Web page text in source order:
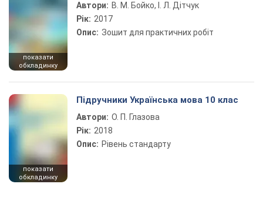
показати
обкладинку
Автори: В. М. Бойко, І. Л. Дітчук
Рік: 2017
Опис: Зошит для практичних робіт
показати
обкладинку
Підручники Українська мова 10 клас
Автори: О. П. Глазова
Рік: 2018
Опис: Рівень стандарту